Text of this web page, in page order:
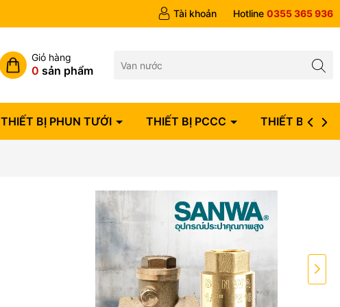
Tài khoản Hotline 0355 365 936
Giỏ hàng
0 sản phẩm
THIẾT BỊ PHUN TƯỚI THIẾT BỊ PCCC THIẾT BỊ ĐIỆN